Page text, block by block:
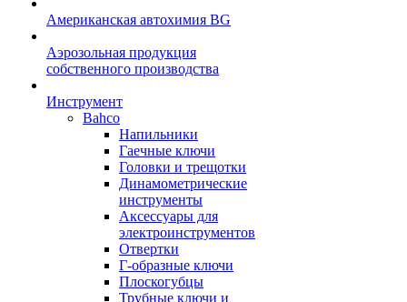
Американская автохимия BG
Аэрозольная продукция
собственного производства
Инструмент
Bahco
Напильники
Гаечные ключи
Головки и трещотки
Динамометрические
инструменты
Аксессуары для
электроинструментов
Отвертки
Г-образные ключи
Плоскогубцы
Трубные ключи и